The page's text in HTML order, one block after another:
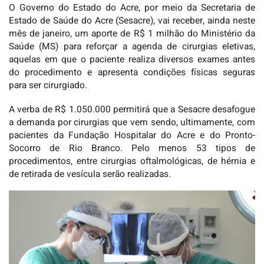
O Governo do Estado do Acre, por meio da Secretaria de
Estado de Saúde do Acre (Sesacre), vai receber, ainda neste
mês de janeiro, um aporte de R$ 1 milhão do Ministério da
Saúde (MS) para reforçar a agenda de cirurgias eletivas,
aquelas em que o paciente realiza diversos exames antes
do procedimento e apresenta condições físicas seguras
para ser cirurgiado.
A verba de R$ 1.050.000 permitirá que a Sesacre desafogue
a demanda por cirurgias que vem sendo, ultimamente, com
pacientes da Fundação Hospitalar do Acre e do Pronto-
Socorro de Rio Branco. Pelo menos 53 tipos de
procedimentos, entre cirurgias oftalmológicas, de hérnia e
de retirada de vesícula serão realizadas.